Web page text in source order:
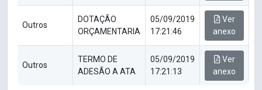
Outros
DOTAÇÃO
ORÇAMENTARIA
05/09/2019
17:21:46
Ver
anexo
Outros
TERMO DE
ADESÃO A ATA
05/09/2019
17:21:13
Ver
anexo